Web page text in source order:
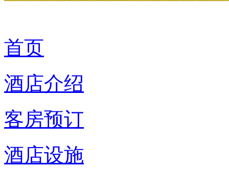
首页
酒店介绍
客房预订
酒店设施